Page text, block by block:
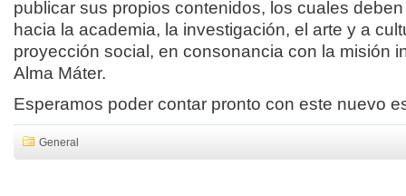
publicar sus propios contenidos, los cuales
hacia la academia, la investigación, el arte y a
proyección social, en consonancia con la misión
Alma Máter.
Esperamos poder contar pronto con este nuevo
General